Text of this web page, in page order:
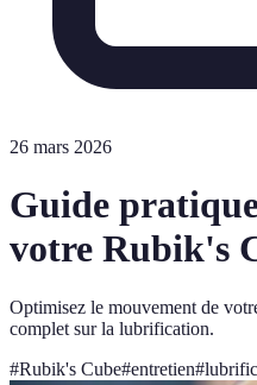
26 mars 2026
Guide
votre Rubik's
Optimisez le mouvement de
complet sur la lubrification.
#Rubik's Cube#entretien#